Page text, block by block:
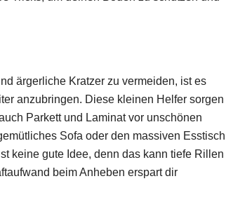
ärgerliche Kratzer zu vermeiden, ist es
anzubringen. Diese kleinen Helfer sorgen
Parkett und Laminat vor unschönen
Sofa oder den massiven Esstisch
keine gute Idee, denn das kann tiefe Rillen
beim Anheben erspart dir